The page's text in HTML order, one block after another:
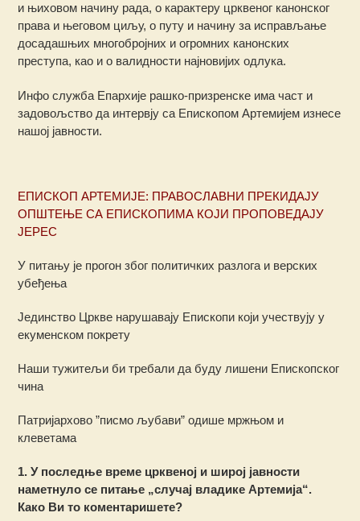
и њиховом начину рада, о карактеру црквеног канонског
права и његовом циљу, о путу и начину за исправљање
досадашњих многобројних и огромних канонских
преступа, као и о валидности најновијих одлука.
Инфо служба Епархије рашко-призренске има част и
задовољство да интервју са Епископом Артемијем изнесе
нашој јавности.
ЕПИСКОП АРТЕМИЈЕ: ПРАВОСЛАВНИ ПРЕКИДАЈУ
ОПШТЕЊЕ СА ЕПИСКОПИМА КОЈИ ПРОПОВЕДАЈУ
ЈЕРЕС
У питању је прогон због политичких разлога и верских
убеђења
Јединство Цркве нарушавају Епископи који учествују у
екуменском покрету
Наши тужитељи би требали да буду лишени Епископског
чина
Патријархово ”писмо љубави” одише мржњом и
клеветама
1. У последње време црквеној и широј јавности
наметнуло се питање „случај владике Артемија“.
Како Ви то коментаришете?